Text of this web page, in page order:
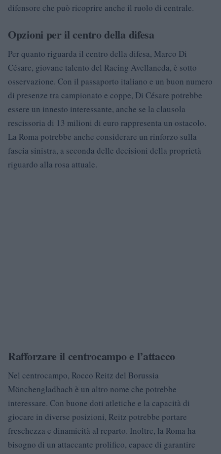
difensore che può ricoprire anche il ruolo di centrale.
Opzioni per il centro della difesa
Per quanto riguarda il centro della difesa, Marco Di
Césare, giovane talento del Racing Avellaneda, è sotto
osservazione. Con il passaporto italiano e un buon numero
di presenze tra campionato e coppe, Di Césare potrebbe
essere un innesto interessante, anche se la clausola
rescissoria di 13 milioni di euro rappresenta un ostacolo.
La Roma potrebbe anche considerare un rinforzo sulla
fascia sinistra, a seconda delle decisioni della proprietà
riguardo alla rosa attuale.
Rafforzare il centrocampo e l’attacco
Nel centrocampo, Rocco Reitz del Borussia
Mönchengladbach è un altro nome che potrebbe
interessare. Con buone doti atletiche e la capacità di
giocare in diverse posizioni, Reitz potrebbe portare
freschezza e dinamicità al reparto. Inoltre, la Roma ha
bisogno di un attaccante prolifico, capace di garantire